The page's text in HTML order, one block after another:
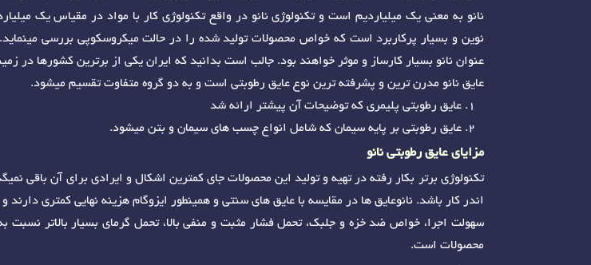
نانو به معنی یک میلیاردیم است و تکنولوژی نانو در واقع تکنولوژی کار با مواد در مقیاس یک
نوین و بسیار پرکاربرد است که خواص محصولات تولید شده را در حالت میکروسکوپی بررسی مینماید.
عنوان نانو بسیار کارساز و موثر خواهند بود. جالب است بدانید که ایران یکی از برترین کشورها در
عایق نانو مدرن ترین و پشرفته ترین نوع عایق رطوبتی است و به دو گروه متفاوت تقسیم میشود.
عایق رطوبتی پلیمری که توضیحات آن پیشتر ارائه شد
عایق رطوبتی بر پایه سیمان که شامل انواع چسب های سیمان و بتن میشود.
مزایای عایق رطوبتی نانو
تکنولوژی برتر بکار رفته در تهیه و تولید این محصولات جای کمترین اشکال و ایرادی برای آن باقی
اندر کار باشد. نانوعایق ها در مقایسه با عایق های سنتی و همینطور ایزوگام هزینه نهایی کمتری
محصولات است.